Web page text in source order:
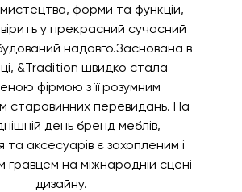
форми та функцій,
у прекрасний сучасний
надовго.Заснована в
&Tradition швидко стала
фірмою з її розумним
старовинних перевидань. На
день бренд меблів,
та аксесуарів є захопленим і
гравцем на міжнародній сцені
дизайну.